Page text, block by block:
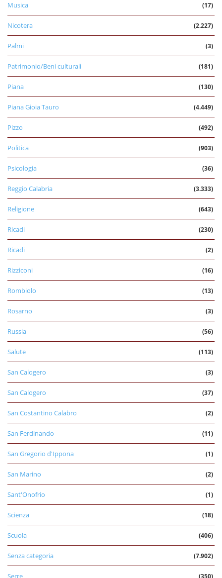
Musica (17)
Nicotera (2.227)
Palmi (3)
Patrimonio/Beni culturali (181)
Piana (130)
Piana Gioia Tauro (4.449)
Pizzo (492)
Politica (903)
Psicologia (36)
Reggio Calabria (3.333)
Religione (643)
Ricadi (230)
Ricadi (2)
Rizziconi (16)
Rombiolo (13)
Rosarno (3)
Russia (56)
Salute (113)
San Calogero (3)
San Calogero (37)
San Costantino Calabro (2)
San Ferdinando (11)
San Gregorio d'Ippona (1)
San Marino (2)
Sant'Onofrio (1)
Scienza (18)
Scuola (406)
Senza categoria (7.902)
Serre (350)